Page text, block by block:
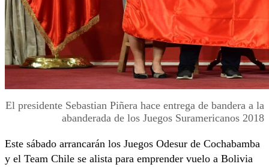
El presidente Sebastian Piñera hace entrega de bandera a la
abanderada de los Juegos Suramericanos 2018
Este sábado arrancarán los Juegos Odesur de Cochabamba
y el Team Chile se alista para emprender vuelo a Bolivia